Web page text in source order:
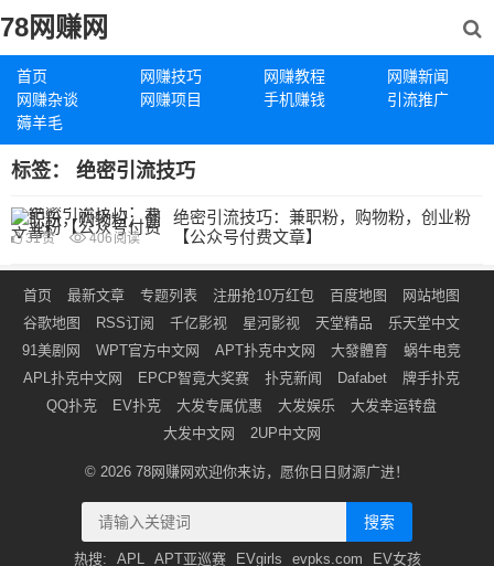
78网赚网
首页 网赚技巧 网赚教程
网赚新闻
网赚杂谈
网赚项目 手机赚钱
引流推广
薅羊毛
标签： 绝密引流技巧
绝密引流技巧：兼职粉，购物粉，创业粉
【公众号付费文章】
31赞 406 阅读
首页 最新文章 专题列表 注册抢10万红包 百度地图
网站地图
谷歌地图
RSS订阅 千亿影视 星河影视 天堂精品
乐天堂中文
91美剧网
WPT官方中文网 APT扑克中文网 大發體育
蜗牛电竞
APL扑克中文网
EPCP智竟大奖赛 扑克新闻 Dafabet
牌手扑克
QQ扑克
EV扑克 大发专属优惠 大发娱乐
大发幸运转盘
大发中文网
2UP中文网
© 2026 78网赚网欢迎你来访，愿你日日财源广进！
搜索
热搜: APL APT亚巡赛 EVgirls evpks.com EV女孩